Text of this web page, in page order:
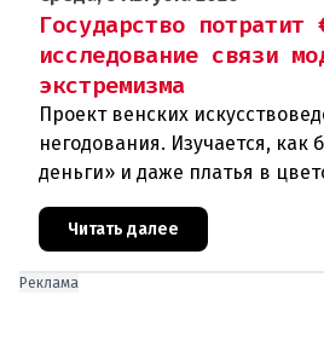
Государство
исследование связи
экстремизма
Проект венских
негодования. Изучается, как
деньги» и даже платья в
инструментом пропаганды.
ответа от министра наук
Читать далее
Реклама